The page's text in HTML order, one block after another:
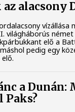
alacsony
vízállása
világháborús német
elő a
pedig egy
a
Paks?